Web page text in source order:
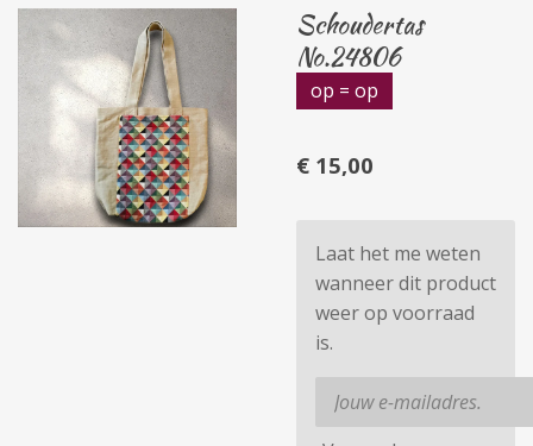
Schoudertas
No.24806
op = op
€ 15,00
Laat het me weten
wanneer dit product
weer op voorraad
is.